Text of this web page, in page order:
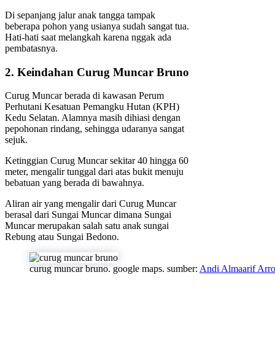
Di sepanjang jalur anak tangga tampak
beberapa pohon yang usianya sudah sangat tua.
Hati-hati saat melangkah karena nggak ada
pembatasnya.
2. Keindahan Curug Muncar Bruno
Curug Muncar berada di kawasan Perum
Perhutani Kesatuan Pemangku Hutan (KPH)
Kedu Selatan. Alamnya masih dihiasi dengan
pepohonan rindang, sehingga udaranya sangat
sejuk.
Ketinggian Curug Muncar sekitar 40 hingga 60
meter, mengalir tunggal dari atas bukit menuju
bebatuan yang berada di bawahnya.
Aliran air yang mengalir dari Curug Muncar
berasal dari Sungai Muncar dimana Sungai
Muncar merupakan salah satu anak sungai
Rebung atau Sungai Bedono.
curug muncar bruno. google maps. sumber: Andi Almaarif